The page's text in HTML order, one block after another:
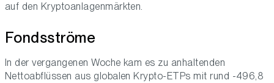
auf den Kryptoanlagenmärkten.
Fondsströme
In der vergangenen Woche kam es zu anhaltenden
Nettoabflüssen aus globalen Krypto-ETPs mit rund -496,8